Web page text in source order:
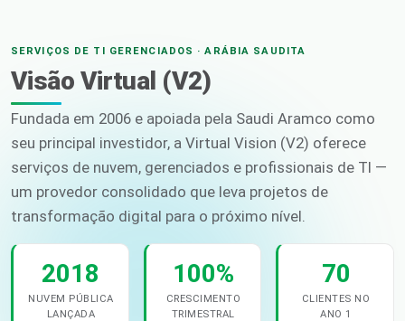
SERVIÇOS DE TI GERENCIADOS · ARÁBIA SAUDITA
Visão Virtual (V2)
Fundada em 2006 e apoiada pela Saudi Aramco como
seu principal investidor, a Virtual Vision (V2) oferece
serviços de nuvem, gerenciados e profissionais de TI —
um provedor consolidado que leva projetos de
transformação digital para o próximo nível.
2018
NUVEM PÚBLICA
LANÇADA
100%
CRESCIMENTO
TRIMESTRAL
70
CLIENTES NO
ANO 1